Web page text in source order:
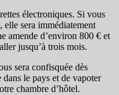
électroniques. Si vous
elle sera immédiatement
amende d’environ 800 € et
jusqu’à trois mois.
sera confisquée dès
le pays et de vapoter
chambre d’hôtel.